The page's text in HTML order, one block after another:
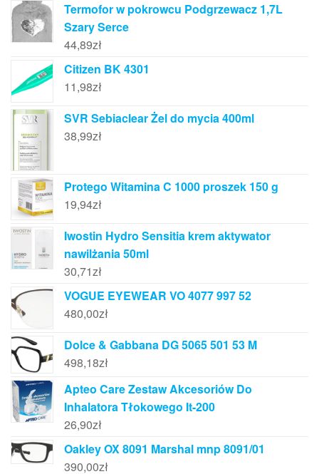
Termofor w pokrowcu Podgrzewacz 1,7L
Szary Serce
44,89zł
Citizen BK 4301
11,98zł
SVR Sebiaclear Żel do mycia 400ml
38,99zł
Protego Witamina C 1000 proszek 150 g
19,94zł
Iwostin Hydro Sensitia krem aktywator
nawilżania 50ml
30,71zł
VOGUE EYEWEAR VO 4077 997 52
480,00zł
Dolce & Gabbana DG 5065 501 53 M
498,18zł
Apteo Care Zestaw Akcesoriów Do
Inhalatora Tłokowego It-200
26,90zł
Oakley OX 8091 Marshal mnp 8091/01
390,00zł